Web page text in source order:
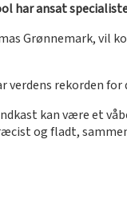
har ansat
Grønnemark, vil
verdens rekorden
kan være et
og fladt,